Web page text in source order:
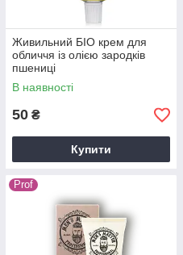
Живильний БІО крем для
обличчя із олією зародків
пшениці
В наявності
50 ₴
Купити
Prof